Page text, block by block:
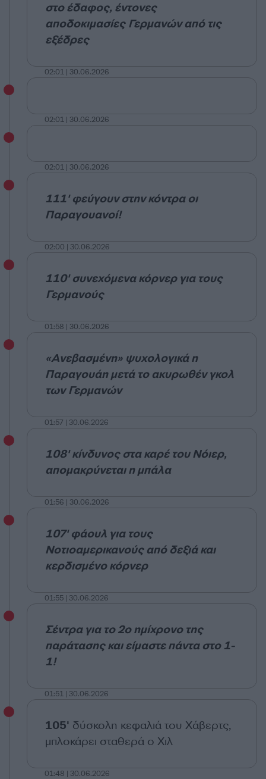
στο έδαφος, έντονες
αποδοκιμασίες Γερμανών από τις
εξέδρες
02:01 | 30.06.2026
02:01 | 30.06.2026
02:01 | 30.06.2026
111' φεύγουν στην κόντρα οι
Παραγουανοί!
02:00 | 30.06.2026
110' συνεχόμενα κόρνερ για τους
Γερμανούς
01:58 | 30.06.2026
«Ανεβασμένη» ψυχολογικά η
Παραγουάη μετά το ακυρωθέν γκολ
των Γερμανών
01:57 | 30.06.2026
108' κίνδυνος στα καρέ του Νόιερ,
απομακρύνεται η μπάλα
01:56 | 30.06.2026
107' φάουλ για τους
Νοτιοαμερικανούς από δεξιά και
κερδισμένο κόρνερ
01:55 | 30.06.2026
Σέντρα για το 2ο ημίχρονο της
παράτασης και είμαστε πάντα στο 1-
1!
01:51 | 30.06.2026
105' δύσκολη κεφαλιά του Χάβερτς,
μπλοκάρει σταθερά ο Χιλ
01:48 | 30.06.2026